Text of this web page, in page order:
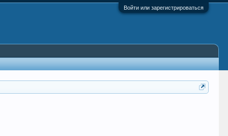
Войти или зарегистрироваться